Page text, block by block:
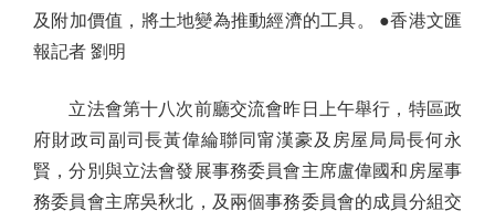
及附加價值，將土地變為推動經濟的工具。 ●香港文匯
報記者 劉明
立法會第十八次前廳交流會昨日上午舉行，特區政
府財政司副司長黃偉綸聯同甯漢豪及房屋局局長何永
賢，分別與立法會發展事務委員會主席盧偉國和房屋事
務委員會主席吳秋北，及兩個事務委員會的成員分組交